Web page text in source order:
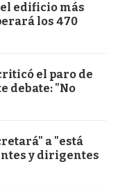
edificio más
los 470
el paro de
debate: "No
a "está
y dirigentes